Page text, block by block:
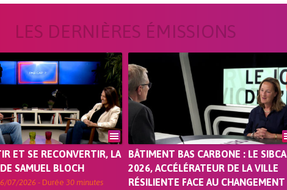
LES DERNIÈRES ÉMISSIONS
ET SE RECONVERTIR, LA
SAMUEL BLOCH
07/2026 - Durée30 minutes
BÂTIMENT BAS CARBONE : LE SIBCA
2026, ACCÉLÉRATEUR DE LA VILLE
RÉSILIENTE FACE AU CHANGEMENT